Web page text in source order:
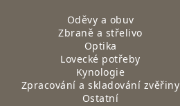
Oděvy a obuv
Zbraně a střelivo
Optika
Lovecké potřeby
Kynologie
Zpracování a skladování zvěřiny
Ostatní